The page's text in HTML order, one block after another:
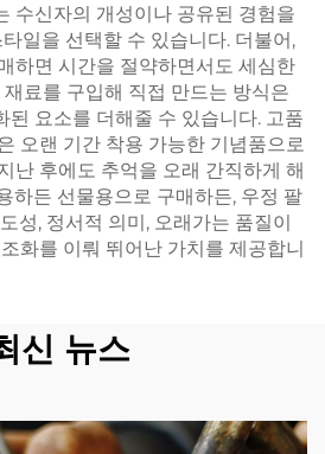
수신자의 개성이나 공유된 경험을
일을 선택할 수 있습니다. 더불어,
하면 시간을 절약하면서도 세심한
료를 구입해 직접 만드는 방식은
된 요소를 더해줄 수 있습니다. 고품
오랜 기간 착용 가능한 기념품으로
난 후에도 추억을 오래 간직하게 해
하든 선물용으로 구매하든, 우정 팔
성, 정서적 의미, 오래가는 품질이
화를 이뤄 뛰어난 가치를 제공합니
신 뉴스